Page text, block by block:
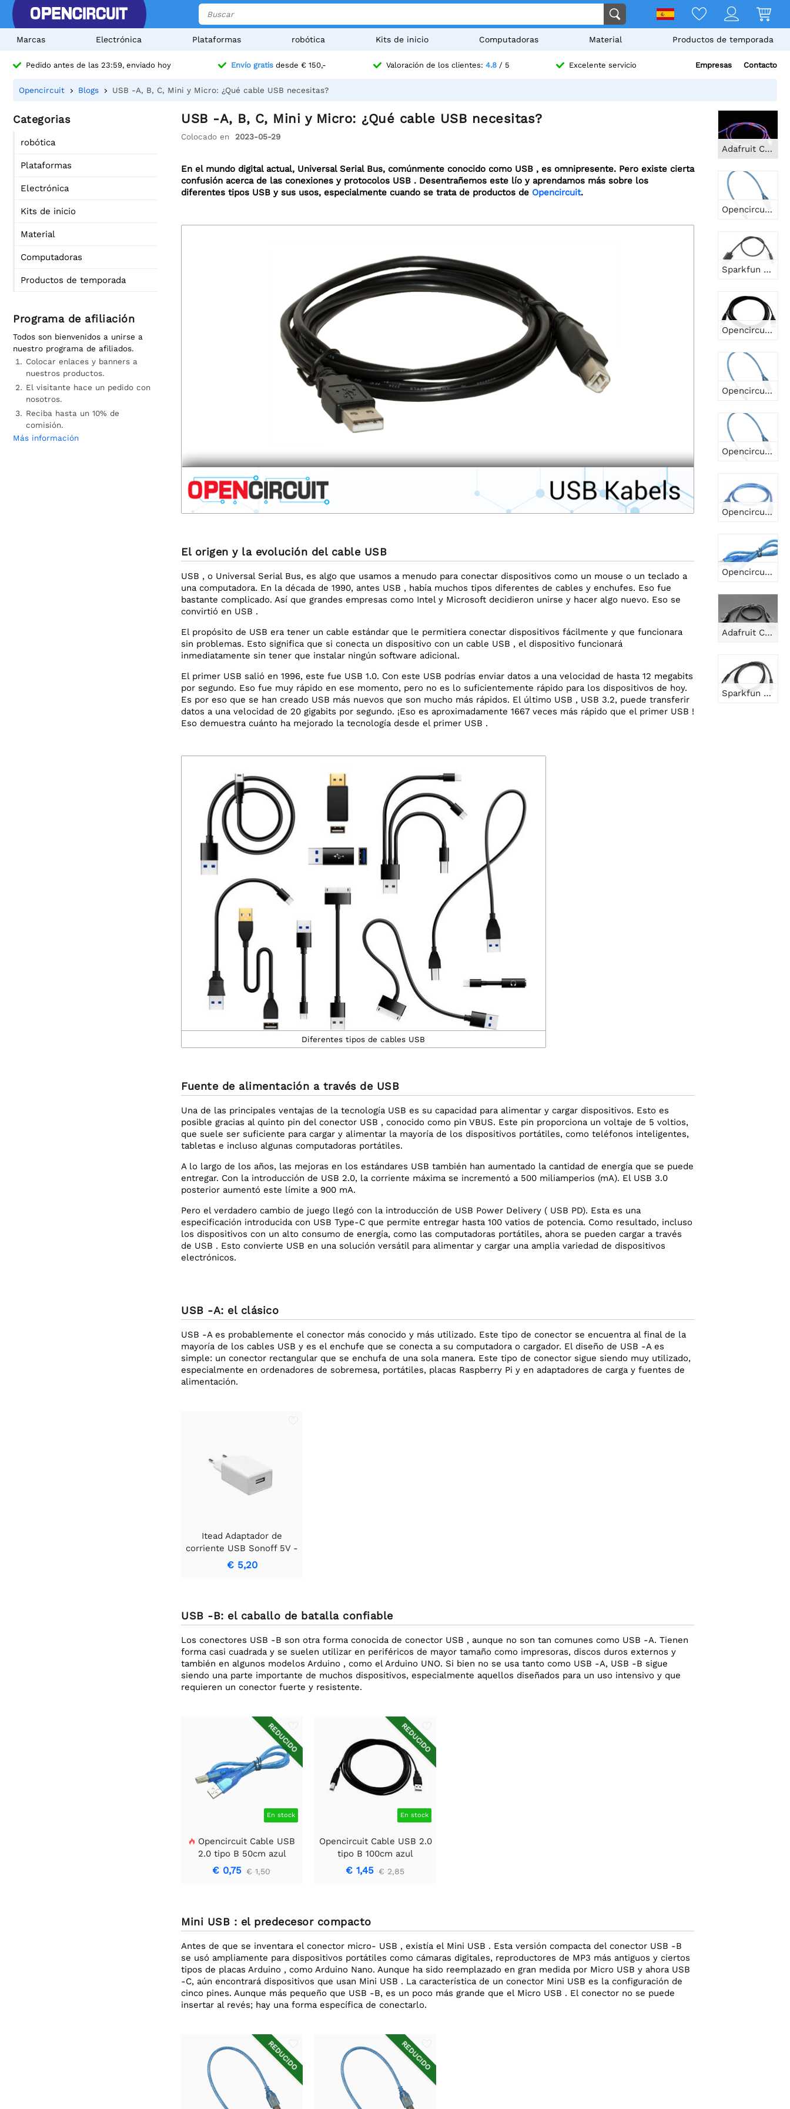
Marcas Electrónica Plataformas robótica Kits de inicio Computadoras Material Productos de temporada
Pedido antes de las 23:59, enviado hoy Envío gratisdesde € 150,- Valoración de los clientes: 4.8/ 5 Excelente servicio Empresas Contacto
Opencircuit Blogs USB -A, B, C, Mini y Micro: ¿Qué cable USB necesitas?
Categorias
robótica
Plataformas
Electrónica
Kits de inicio
Material
Computadoras
Productos de temporada
Programa de afiliación
Todos son bienvenidos a unirse a
nuestro programa de afiliados.
Colocar enlaces y banners a
nuestros productos.
El visitante hace un pedido con
nosotros.
Reciba hasta un 10% de
comisión.
Más información
USB -A, B, C, Mini y Micro: ¿Qué cable USB necesitas?
Colocado en 2023-05-29
En el mundo digital actual, Universal Serial Bus, comúnmente conocido como USB , es omnipresente. Pero existe cierta
confusión acerca de las conexiones y protocolos USB . Desentrañemos este lío y aprendamos más sobre los
diferentes tipos USB y sus usos, especialmente cuando se trata de productos de Opencircuit.
El origen y la evolución del cable USB
USB , o Universal Serial Bus, es algo que usamos a menudo para conectar dispositivos como un mouse o un teclado a
una computadora. En la década de 1990, antes USB , había muchos tipos diferentes de cables y enchufes. Eso fue
bastante complicado. Así que grandes empresas como Intel y Microsoft decidieron unirse y hacer algo nuevo. Eso se
convirtió en USB .
El propósito de USB era tener un cable estándar que le permitiera conectar dispositivos fácilmente y que funcionara
sin problemas. Esto significa que si conecta un dispositivo con un cable USB , el dispositivo funcionará
inmediatamente sin tener que instalar ningún software adicional.
El primer USB salió en 1996, este fue USB 1.0. Con este USB podrías enviar datos a una velocidad de hasta 12 megabits
por segundo. Eso fue muy rápido en ese momento, pero no es lo suficientemente rápido para los dispositivos de hoy.
Es por eso que se han creado USB más nuevos que son mucho más rápidos. El último USB , USB 3.2, puede transferir
datos a una velocidad de 20 gigabits por segundo. ¡Eso es aproximadamente 1667 veces más rápido que el primer USB !
Eso demuestra cuánto ha mejorado la tecnología desde el primer USB .
Diferentes tipos de cables USB
Fuente de alimentación a través de USB
Una de las principales ventajas de la tecnología USB es su capacidad para alimentar y cargar dispositivos. Esto es
posible gracias al quinto pin del conector USB , conocido como pin VBUS. Este pin proporciona un voltaje de 5 voltios,
que suele ser suficiente para cargar y alimentar la mayoría de los dispositivos portátiles, como teléfonos inteligentes,
tabletas e incluso algunas computadoras portátiles.
A lo largo de los años, las mejoras en los estándares USB también han aumentado la cantidad de energía que se puede
entregar. Con la introducción de USB 2.0, la corriente máxima se incrementó a 500 miliamperios (mA). El USB 3.0
posterior aumentó este límite a 900 mA.
Pero el verdadero cambio de juego llegó con la introducción de USB Power Delivery ( USB PD). Esta es una
especificación introducida con USB Type-C que permite entregar hasta 100 vatios de potencia. Como resultado, incluso
los dispositivos con un alto consumo de energía, como las computadoras portátiles, ahora se pueden cargar a través
de USB . Esto convierte USB en una solución versátil para alimentar y cargar una amplia variedad de dispositivos
electrónicos.
USB -A: el clásico
USB -A es probablemente el conector más conocido y más utilizado. Este tipo de conector se encuentra al final de la
mayoría de los cables USB y es el enchufe que se conecta a su computadora o cargador. El diseño de USB -A es
simple: un conector rectangular que se enchufa de una sola manera. Este tipo de conector sigue siendo muy utilizado,
especialmente en ordenadores de sobremesa, portátiles, placas Raspberry Pi y en adaptadores de carga y fuentes de
alimentación.
Itead Adaptador de
corriente USB Sonoff 5V -
2A - Tipo E/F
€ 5,20
USB -B: el caballo de batalla confiable
Los conectores USB -B son otra forma conocida de conector USB , aunque no son tan comunes como USB -A. Tienen
forma casi cuadrada y se suelen utilizar en periféricos de mayor tamaño como impresoras, discos duros externos y
también en algunos modelos Arduino , como el Arduino UNO. Si bien no se usa tanto como USB -A, USB -B sigue
siendo una parte importante de muchos dispositivos, especialmente aquellos diseñados para un uso intensivo y que
requieren un conector fuerte y resistente.
REDUCIDO
En stock
 Opencircuit Cable USB
2.0 tipo B 50cm azul
€ 0,75 € 1,50
REDUCIDO
En stock
Opencircuit Cable USB 2.0
tipo B 100cm azul
€ 1,45 € 2,85
Mini USB : el predecesor compacto
Antes de que se inventara el conector micro- USB , existía el Mini USB . Esta versión compacta del conector USB -B
se usó ampliamente para dispositivos portátiles como cámaras digitales, reproductores de MP3 más antiguos y ciertos
tipos de placas Arduino , como Arduino Nano. Aunque ha sido reemplazado en gran medida por Micro USB y ahora USB
-C, aún encontrará dispositivos que usan Mini USB . La característica de un conector Mini USB es la configuración de
cinco pines. Aunque más pequeño que USB -B, es un poco más grande que el Micro USB . El conector no se puede
insertar al revés; hay una forma específica de conectarlo.
REDUCIDO REDUCIDO
Adafruit Cable USB micro B con LED - Azul y Rojo
Opencircuit Cable mini USB 50cm azul
Sparkfun Cable reversible USB A a C - 0,3 m
Opencircuit Cable USB 2.0 tipo B 100cm azul
Opencircuit Cable mini USB 100cm azul - 30AWG
Opencircuit Cable micro USB 100cm azul - 30AWG
Opencircuit Cable micro USB 50cm azul
Opencircuit Cable USB 2.0 tipo B 50cm azul
Adafruit Cable divisor en Y Micro B USB de 2 vías
Sparkfun Cable USB 3.1 A a C - (3 pies/0,91 metros)